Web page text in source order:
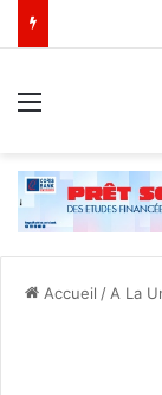
Accueil / A La